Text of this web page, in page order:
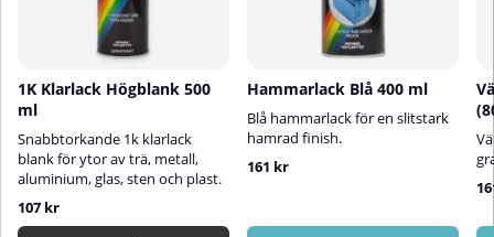
blå kulör är perfekt för dig som
vill ge din motor både ett
estetiskt lyft och ett effektivt
sportig blå färg.
1K Klarlack Högblank 500
ml
Snabbtorkande 1k klarlack
blank för ytor av trä, metall,
aluminium, glas, sten och plast.
107 kr
Hammarlack Blå 400 ml
Blå hammarlack för en slitstark
hamrad finish.
161 kr